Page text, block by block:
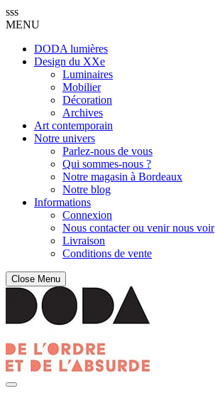
sss
MENU
DODA lumières
Design du XXe
Luminaires
Mobilier
Décoration
Archives
Art contemporain
Notre univers
Parlez-nous de vous
Qui sommes-nous ?
Notre magasin à Bordeaux
Notre blog
Informations
Connexion
Nous contacter ou venir nous voir
Livraison
Conditions de vente
Close Menu